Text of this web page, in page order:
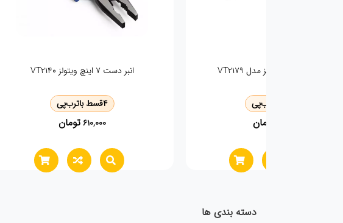
انبر قفلی اینکو 10 اینچ اینکو صنعتی hcjlw0110 متر ۷/۵ متری وی تولز مدل VT2179
دسته بندی ها